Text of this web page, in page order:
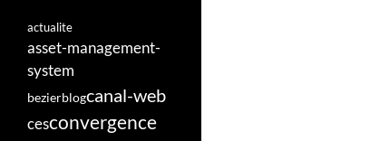
actualite
asset-management-
system
bezierblogcanal-web
cesconvergence